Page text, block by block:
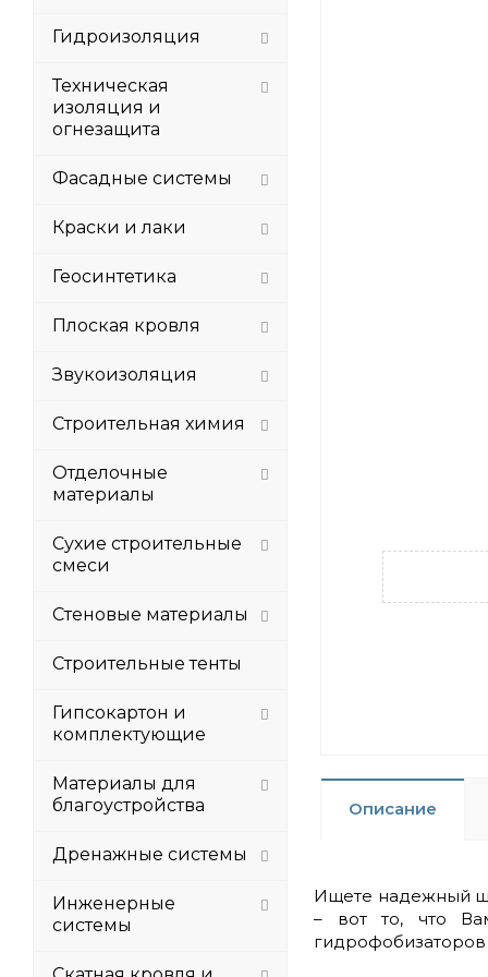
Описание
Ищете надежный
– вот то, что
Гидроизоляция
Техническая
изоляция и
огнезащита
Фасадные системы
Краски и лаки
Геосинтетика
Плоская кровля
Звукоизоляция
Строительная химия
Отделочные
материалы
Сухие строительные
смеси
Стеновые материалы
Строительные тенты
Гипсокартон и
комплектующие
Материалы для
благоустройства
Дренажные системы
Инженерные
системы